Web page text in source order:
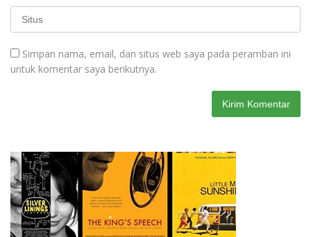
Simpan nama, email, dan situs web saya pada peramban ini
untuk komentar saya berikutnya.